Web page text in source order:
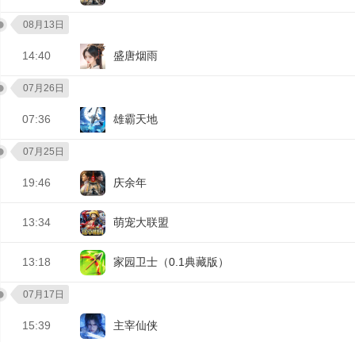
08月13日
14:40 盛唐烟雨
07月26日
07:36 雄霸天地
07月25日
19:46 庆余年
13:34 萌宠大联盟
13:18 家园卫士（0.1典藏版）
07月17日
15:39 主宰仙侠